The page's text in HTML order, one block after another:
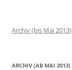
Archiv (bis Mai 2013)
ARCHIV (AB MAI 2013)